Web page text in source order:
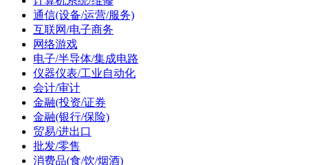
通信(设备/运营/服务)
互联网/电子商务
网络游戏
电子/半导体/集成电路
仪器仪表/工业自动化
会计/审计
金融(投资/证券
金融(银行/保险)
贸易/进出口
批发/零售
消费品(食/饮/烟酒)